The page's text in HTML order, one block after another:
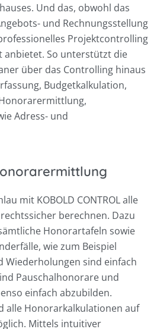
Und das, obwohl das
und Rechnungsstellung
Projektcontrolling
anbietet. So unterstützt die
über das Controlling hinaus
Budgetkalkulation,
Adress- und
mit KOBOLD CONTROL alle
berechnen. Dazu
Honorartafeln sowie
wie zum Beispiel
Wiederholungen sind einfach
Pauschalhonorare und
einfach abzubilden.
alle Honorarkalkulationen auf
Mittels intuitiver